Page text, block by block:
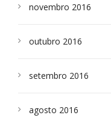
novembro 2016
outubro 2016
setembro 2016
agosto 2016